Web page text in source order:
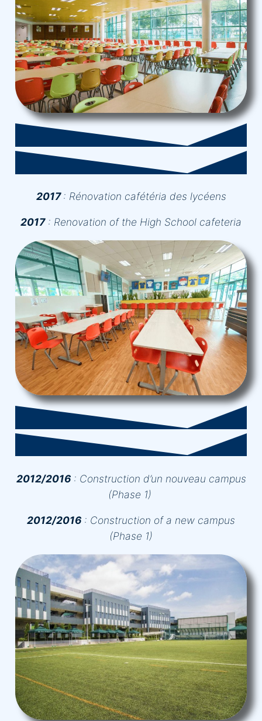
2017: Rénovation cafétéria des lycéens
2017: Renovation of the High School cafeteria
2012/2016: Construction d’un nouveau campus
(Phase 1)
2012/2016: Construction of a new campus
(Phase 1)